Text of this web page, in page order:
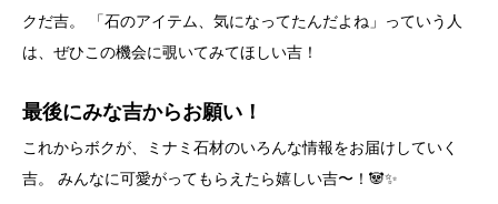
クだ吉。 「石のアイテム、気になってたんだよね」っていう人
は、ぜひこの機会に覗いてみてほしい吉！
最後にみな吉からお願い！
これからボクが、ミナミ石材のいろんな情報をお届けしていく
吉。 みんなに可愛がってもらえたら嬉しい吉〜！🐼✨